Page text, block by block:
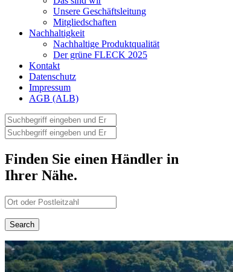
Unsere Geschäftsleitung
Mitgliedschaften
Nachhaltigkeit
Nachhaltige Produktqualität
Der grüne FLECK 2025
Kontakt
Datenschutz
Impressum
AGB (ALB)
Finden Sie einen Händler in
Ihrer Nähe.